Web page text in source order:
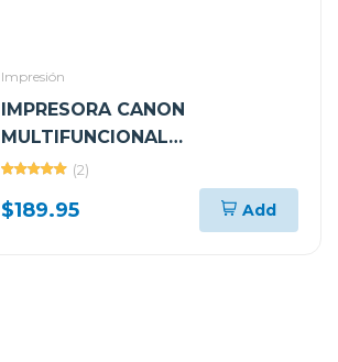
Impresión
IMPRESORA CANON
MULTIFUNCIONAL
INALÁMBRICA DE TANQUES DE
TINTA INTEGRADOS G317
(2)
$189.95 Add